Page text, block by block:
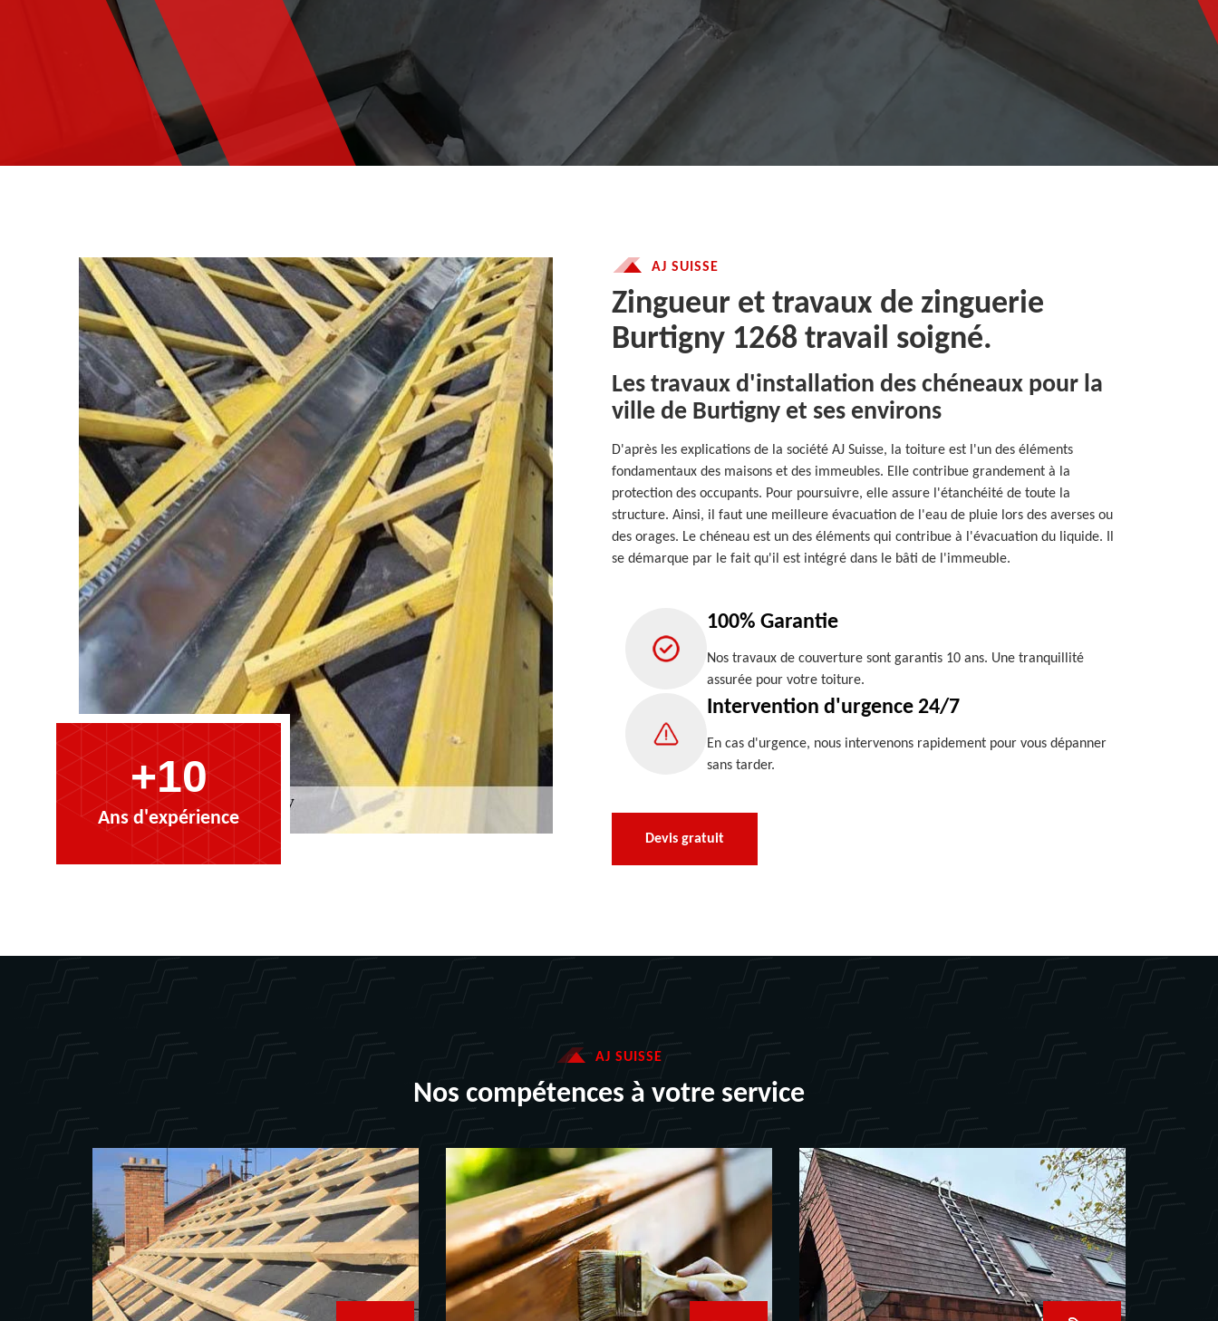
+10
Ans d'expérience
AJ SUISSE
Zingueur et travaux de zinguerie
Burtigny 1268 travail soigné.
Les travaux d'installation des chéneaux pour la
ville de Burtigny et ses environs
D'après les explications de la société AJ Suisse, la toiture est l'un des éléments
fondamentaux des maisons et des immeubles. Elle contribue grandement à la
protection des occupants. Pour poursuivre, elle assure l'étanchéité de toute la
structure. Ainsi, il faut une meilleure évacuation de l'eau de pluie lors des averses ou
des orages. Le chéneau est un des éléments qui contribue à l'évacuation du liquide. Il
se démarque par le fait qu'il est intégré dans le bâti de l'immeuble.
100% Garantie
Nos travaux de couverture sont garantis 10 ans. Une tranquillité
assurée pour votre toiture.
Intervention d'urgence 24/7
En cas d'urgence, nous intervenons rapidement pour vous dépanner
sans tarder.
Devis gratuit
AJ SUISSE
Nos compétences à votre service